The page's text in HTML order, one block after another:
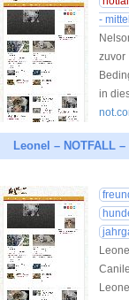
- mittel
in
Leonel – NOTFALL